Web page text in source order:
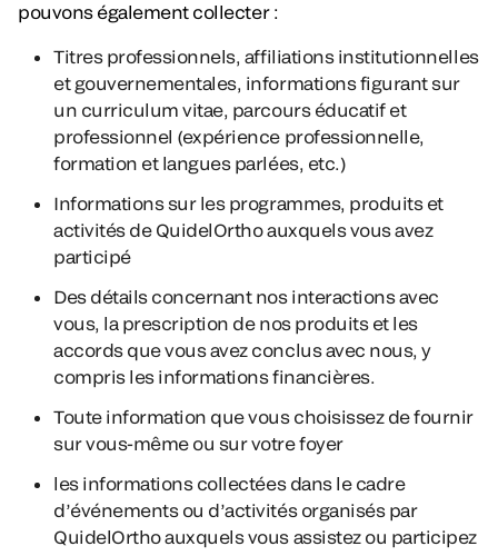
pouvons également collecter :
Titres professionnels, affiliations institutionnelles
et gouvernementales, informations figurant sur
un curriculum vitae, parcours éducatif et
professionnel (expérience professionnelle,
formation et langues parlées, etc.)
Informations sur les programmes, produits et
activités de QuidelOrtho auxquels vous avez
participé
Des détails concernant nos interactions avec
vous, la prescription de nos produits et les
accords que vous avez conclus avec nous, y
compris les informations financières.
Toute information que vous choisissez de fournir
sur vous-même ou sur votre foyer
les informations collectées dans le cadre
d’événements ou d’activités organisés par
QuidelOrtho auxquels vous assistez ou participez